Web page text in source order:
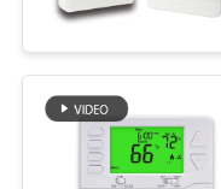
Ruang